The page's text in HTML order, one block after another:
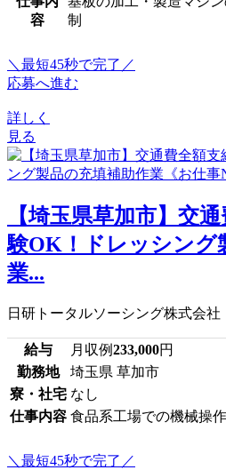
容
制
＼最短45秒で完了／
応募へ進む
詳しく
見る
【埼玉県草加市】交
験OK！ドレッシング
業...
日研トータルソーシング株式会社
給与 月収例233,000円
勤務地
埼玉県 草加市
寮・社宅 なし
仕事内容 食品系工場での機械操
＼最短45秒で完了／